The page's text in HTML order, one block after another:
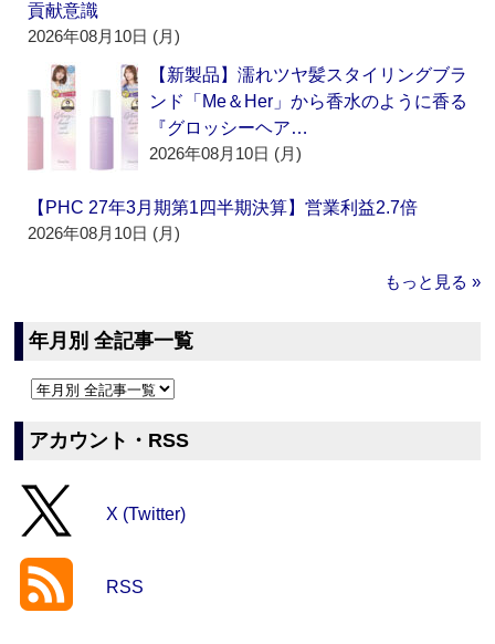
貢献意識
2026年08月10日 (月)
【新製品】濡れツヤ髪スタイリングブラ
ンド「Me＆Her」から香水のように香る
『グロッシーヘア…
2026年08月10日 (月)
【PHC 27年3月期第1四半期決算】営業利益2.7倍
2026年08月10日 (月)
もっと見る »
年月別 全記事一覧
アカウント・RSS
X (Twitter)
RSS